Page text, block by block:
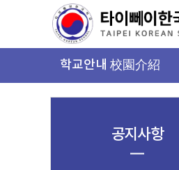
뉴
학교안내 校園介紹
공지사항